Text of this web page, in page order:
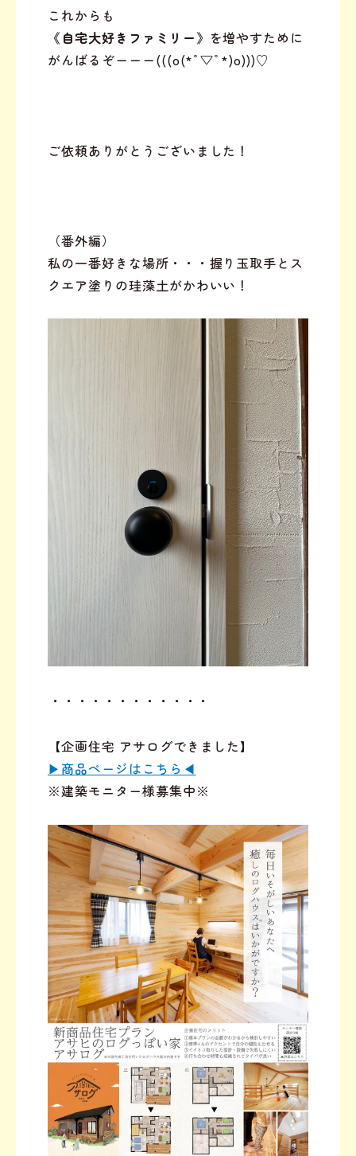
これからも
《自宅大好きファミリー》 を増やすために
がんばるぞーーー(((o(*ﾟ▽ﾟ*)o)))♡
ご依頼ありがとうございました！
（番外編）
私の一番好きな場所・・・握り玉取手とス
クエア塗りの珪藻土がかわいい！
⁡⁡・・・・・・・・・・・・
【企画住宅 アサログできました】
▶︎商品ページはこちら◀︎
※建築モニター様募集中※